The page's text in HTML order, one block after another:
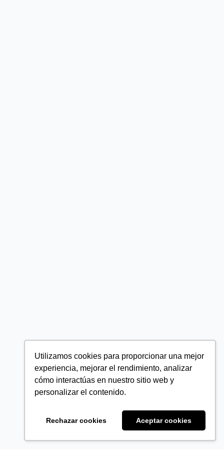
Utilizamos cookies para proporcionar una mejor
experiencia, mejorar el rendimiento, analizar
cómo interactúas en nuestro sitio web y
personalizar el contenido.
Rechazar cookies Aceptar cookies